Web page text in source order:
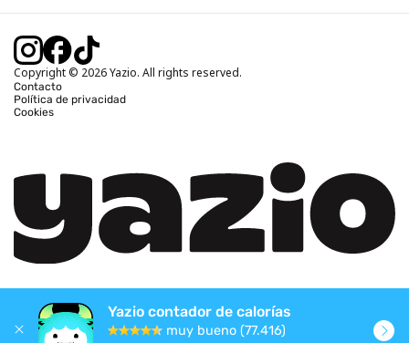
Calcular peso ideal
Calcular calorías quemadas
Copyright © 2026 Yazio. All rights reserved.
Contacto
Política de privacidad
Cookies
Yazio contador de calorías
muy bueno (77.416)